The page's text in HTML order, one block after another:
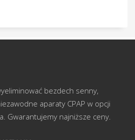
bezdech senny,
aparaty CPAP w opcji
Gwarantujemy najniższe ceny.